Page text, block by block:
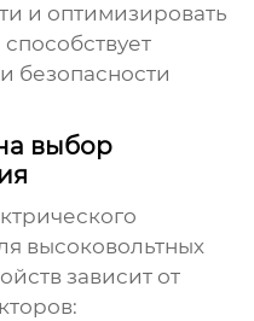
и оптимизировать
безопасности
выбор
высоковольтных
зависит от